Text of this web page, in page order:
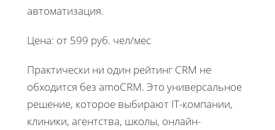
автоматизация.
Цена: от 599 руб. чел/мес
Практически ни один рейтинг CRM не
обходится без amoCRM. Это универсальное
решение, которое выбирают IT-компании,
клиники, агентства, школы, онлайн-